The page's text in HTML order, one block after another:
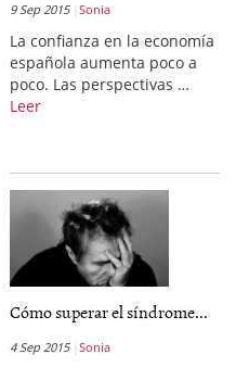
9 Sep 2015 Sonia
La confianza en la economía
española aumenta poco a
poco. Las perspectivas …
Leer
Cómo superar el síndrome...
4 Sep 2015 Sonia